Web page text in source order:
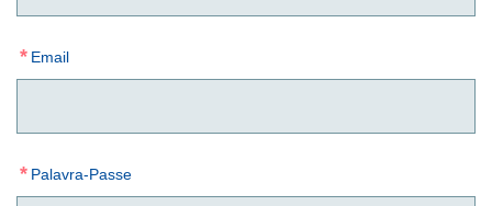
* Email
* Palavra-Passe